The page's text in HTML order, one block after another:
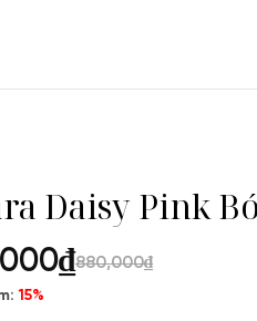
Daisy Pink
₫880,000₫
15%